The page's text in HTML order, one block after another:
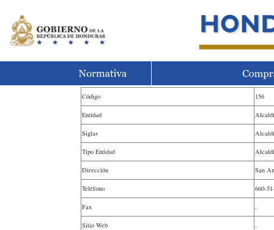
Código 156
Entidad
Siglas
Tipo Entidad
Dirección San
Teléfono 660-
Fax .
Sitio Web .